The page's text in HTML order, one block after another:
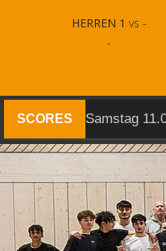
HERREN 1 vs -
-
SCORES Samstag